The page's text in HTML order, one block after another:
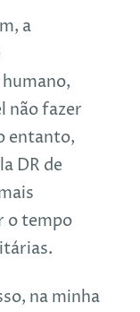
a
não fazer
entanto,
DR de
o tempo
na minha